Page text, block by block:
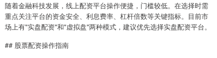
随着金融科技发展，线上配资平台操作便捷，门槛较低。在选择时需
重点关注平台的资金安全、利息费率、杠杆倍数等关键指标。目前市
场上有"实盘配资"和"虚拟盘"两种模式，建议优先选择实盘配资平台。
## 股票配资操作指南